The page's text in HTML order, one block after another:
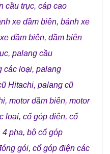
cầu trục, cáp cao
xe dầm biên, bánh xe
dầm biên, dầm biên
, palang cầu
các loại, palang
Hitachi, palang cũ
, motor dầm biên, motor
loại, cổ góp điện, cổ
4 pha, bộ cổ góp
gói, cổ góp điện các